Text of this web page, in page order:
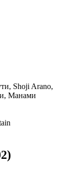
Shoji Arano,
Манами